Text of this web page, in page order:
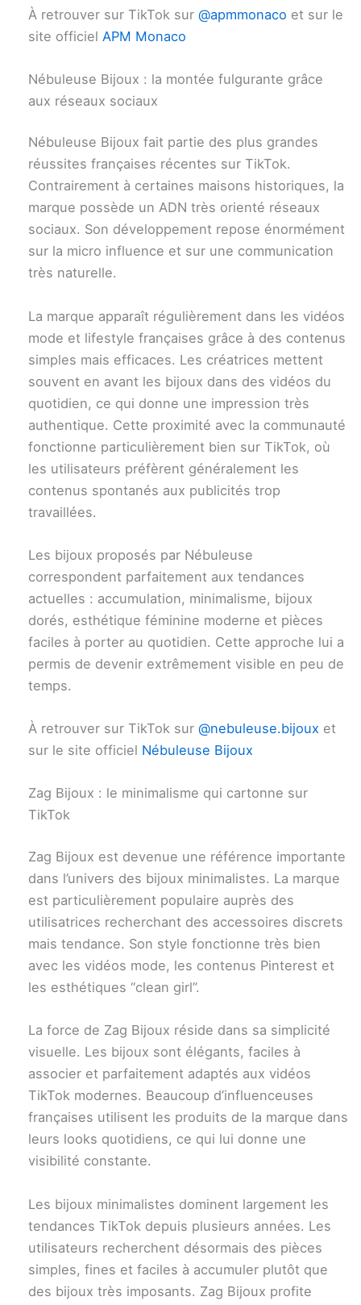
À retrouver sur TikTok sur@apmmonaco et sur le
site officiel APM Monaco
Nébuleuse Bijoux : la montée fulgurante grâce
aux réseaux sociaux
Nébuleuse Bijoux fait partie des plus grandes
réussites françaises récentes sur TikTok.
Contrairement à certaines maisons historiques, la
marque possède un ADN très orienté réseaux
sociaux. Son développement repose énormément
sur la micro influence et sur une communication
très naturelle.
La marque apparaît régulièrement dans les vidéos
mode et lifestyle françaises grâce à des contenus
simples mais efficaces. Les créatrices mettent
souvent en avant les bijoux dans des vidéos du
quotidien, ce qui donne une impression très
authentique. Cette proximité avec la communauté
fonctionne particulièrement bien sur TikTok, où
les utilisateurs préfèrent généralement les
contenus spontanés aux publicités trop
travaillées.
Les bijoux proposés par Nébuleuse
correspondent parfaitement aux tendances
actuelles : accumulation, minimalisme, bijoux
dorés, esthétique féminine moderne et pièces
faciles à porter au quotidien. Cette approche lui a
permis de devenir extrêmement visible en peu de
temps.
À retrouver sur TikTok sur@nebuleuse.bijoux et
sur le site officiel Nébuleuse Bijoux
Zag Bijoux : le minimalisme qui cartonne sur
TikTok
Zag Bijoux est devenue une référence importante
dans l’univers des bijoux minimalistes. La marque
est particulièrement populaire auprès des
utilisatrices recherchant des accessoires discrets
mais tendance. Son style fonctionne très bien
avec les vidéos mode, les contenus Pinterest et
les esthétiques “clean girl”.
La force de Zag Bijoux réside dans sa simplicité
visuelle. Les bijoux sont élégants, faciles à
associer et parfaitement adaptés aux vidéos
TikTok modernes. Beaucoup d’influenceuses
françaises utilisent les produits de la marque dans
leurs looks quotidiens, ce qui lui donne une
visibilité constante.
Les bijoux minimalistes dominent largement les
tendances TikTok depuis plusieurs années. Les
utilisateurs recherchent désormais des pièces
simples, fines et faciles à accumuler plutôt que
des bijoux très imposants. Zag Bijoux profite